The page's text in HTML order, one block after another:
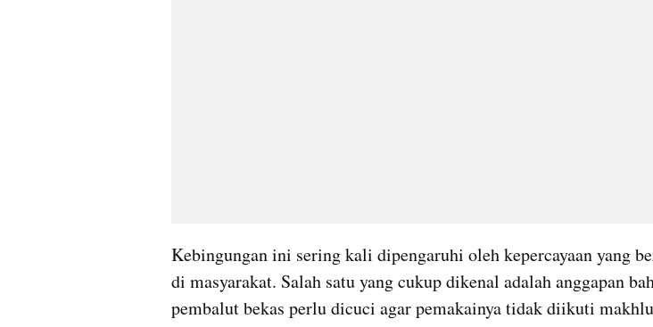
Kebingungan ini sering kali dipengaruhi oleh kepercayaan yang
di masyarakat. Salah satu yang cukup dikenal adalah anggapan
pembalut bekas perlu dicuci agar pemakainya tidak diikuti